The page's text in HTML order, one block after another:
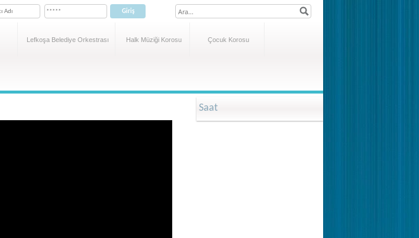
Lefkoşa Belediye Orkestrası Halk Müziği Korosu Çocuk Korosu
Saat